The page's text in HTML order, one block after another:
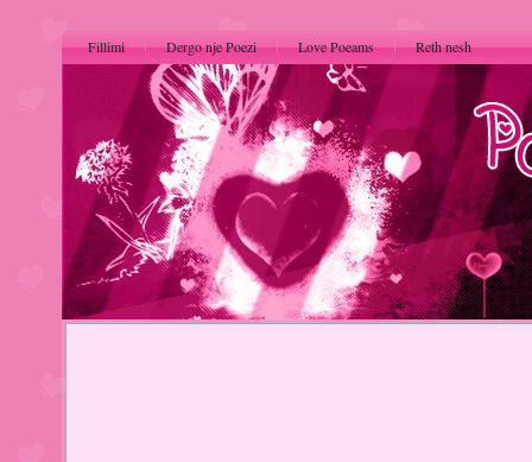
Fillimi Dergo nje Poezi Love Poeams Reth nesh